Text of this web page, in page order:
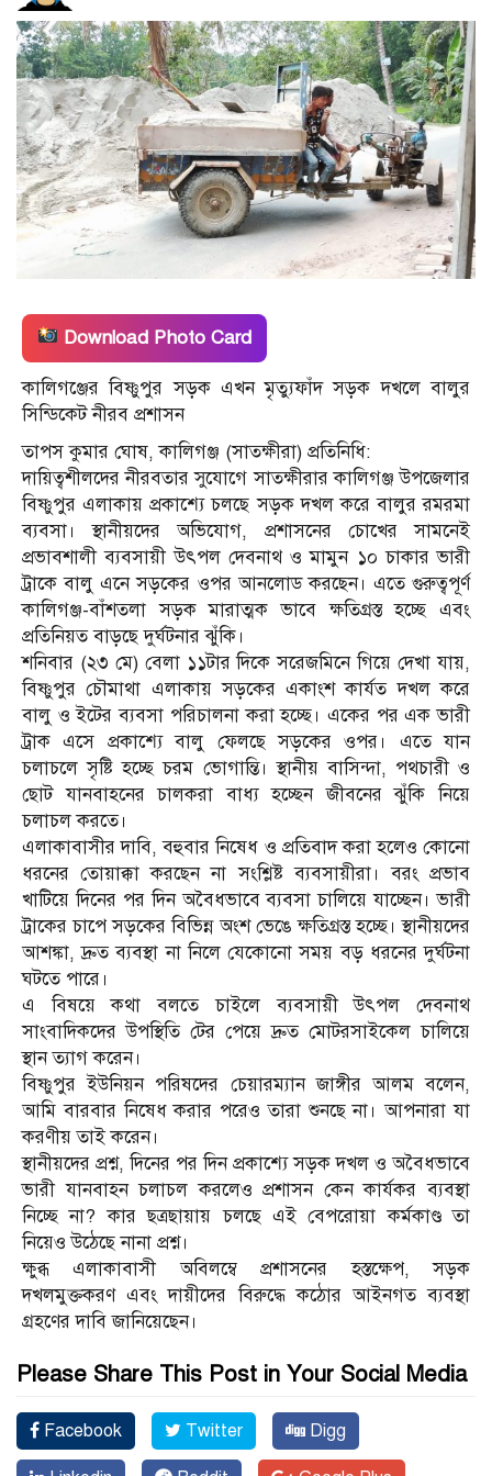
Download Photo Card
কালিগঞ্জের বিষ্ণুপুর সড়ক এখন মৃত্যুফাঁদ সড়ক দখলে বালুর
সিন্ডিকেট নীরব প্রশাসন
তাপস কুমার ঘোষ, কালিগঞ্জ (সাতক্ষীরা) প্রতিনিধি:
দায়িত্বশীলদের নীরবতার সুযোগে সাতক্ষীরার কালিগঞ্জ উপজেলার
বিষ্ণুপুর এলাকায় প্রকাশ্যে চলছে সড়ক দখল করে বালুর রমরমা
ব্যবসা। স্থানীয়দের অভিযোগ, প্রশাসনের চোখের সামনেই
প্রভাবশালী ব্যবসায়ী উৎপল দেবনাথ ও মামুন ১০ চাকার ভারী
ট্রাকে বালু এনে সড়কের ওপর আনলোড করছেন। এতে গুরুত্বপূর্ণ
কালিগঞ্জ-বাঁশতলা সড়ক মারাত্মক ভাবে ক্ষতিগ্রস্ত হচ্ছে এবং
প্রতিনিয়ত বাড়ছে দুর্ঘটনার ঝুঁকি।
শনিবার (২৩ মে) বেলা ১১টার দিকে সরেজমিনে গিয়ে দেখা যায়,
বিষ্ণুপুর চৌমাথা এলাকায় সড়কের একাংশ কার্যত দখল করে
বালু ও ইটের ব্যবসা পরিচালনা করা হচ্ছে। একের পর এক ভারী
ট্রাক এসে প্রকাশ্যে বালু ফেলছে সড়কের ওপর। এতে যান
চলাচলে সৃষ্টি হচ্ছে চরম ভোগান্তি। স্থানীয় বাসিন্দা, পথচারী ও
ছোট যানবাহনের চালকরা বাধ্য হচ্ছেন জীবনের ঝুঁকি নিয়ে
চলাচল করতে।
এলাকাবাসীর দাবি, বহুবার নিষেধ ও প্রতিবাদ করা হলেও কোনো
ধরনের তোয়াক্কা করছেন না সংশ্লিষ্ট ব্যবসায়ীরা। বরং প্রভাব
খাটিয়ে দিনের পর দিন অবৈধভাবে ব্যবসা চালিয়ে যাচ্ছেন। ভারী
ট্রাকের চাপে সড়কের বিভিন্ন অংশ ভেঙে ক্ষতিগ্রস্ত হচ্ছে। স্থানীয়দের
আশঙ্কা, দ্রুত ব্যবস্থা না নিলে যেকোনো সময় বড় ধরনের দুর্ঘটনা
ঘটতে পারে।
এ বিষয়ে কথা বলতে চাইলে ব্যবসায়ী উৎপল দেবনাথ
সাংবাদিকদের উপস্থিতি টের পেয়ে দ্রুত মোটরসাইকেল চালিয়ে
স্থান ত্যাগ করেন।
বিষ্ণুপুর ইউনিয়ন পরিষদের চেয়ারম্যান জাঙ্গীর আলম বলেন,
আমি বারবার নিষেধ করার পরেও তারা শুনছে না। আপনারা যা
করণীয় তাই করেন।
স্থানীয়দের প্রশ্ন, দিনের পর দিন প্রকাশ্যে সড়ক দখল ও অবৈধভাবে
ভারী যানবাহন চলাচল করলেও প্রশাসন কেন কার্যকর ব্যবস্থা
নিচ্ছে না? কার ছত্রছায়ায় চলছে এই বেপরোয়া কর্মকাণ্ড তা
নিয়েও উঠেছে নানা প্রশ্ন।
ক্ষুব্ধ এলাকাবাসী অবিলম্বে প্রশাসনের হস্তক্ষেপ, সড়ক
দখলমুক্তকরণ এবং দায়ীদের বিরুদ্ধে কঠোর আইনগত ব্যবস্থা
গ্রহণের দাবি জানিয়েছেন।
Please Share This Post in Your Social Media
Facebook Twitter Digg